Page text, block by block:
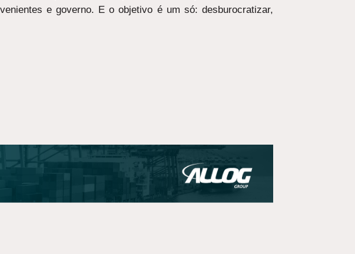
e governo. E o objetivo é um só: desburocratizar,